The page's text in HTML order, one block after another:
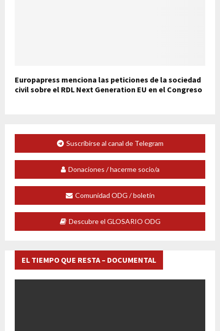
Europapress menciona las peticiones de la sociedad
civil sobre el RDL Next Generation EU en el Congreso
Suscribirse al canal de Telegram
Donaciones / hacerme socio/a
Comunidad ODG / boletín
Descubre el GLOSARIO ODG
EL TIEMPO QUE RESTA – DOCUMENTAL